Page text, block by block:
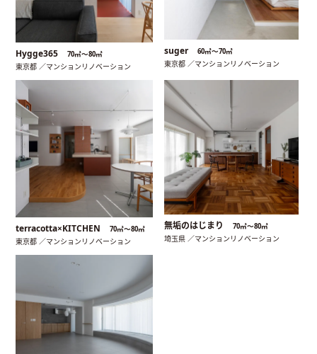
Hygge365 70㎡〜80㎡
東京都 ／マンションリノベーション
suger 60㎡〜70㎡
東京都 ／マンションリノベーション
terracotta×KITCHEN 70㎡〜80㎡
東京都 ／マンションリノベーション
無垢のはじまり 70㎡〜80㎡
埼玉県 ／マンションリノベーション